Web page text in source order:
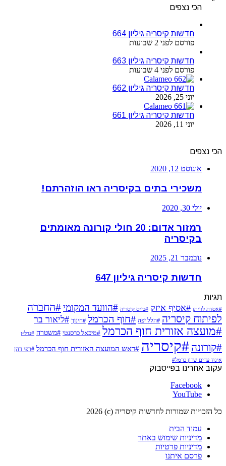
הכי נצפים
חדשות קיסריה גיליון 664
פורסם לפני 2 שבועות
חדשות קיסריה גיליון 663
פורסם לפני 4 שבועות
חדשות קיסריה גיליון 662
יוני 25, 2026
חדשות קיסריה גיליון 661
יוני 11, 2026
הכי נצפים
אוגוסט 12, 2020
משכירי בתים בקיסריה ראו הוזהרתם!
יולי 30, 2020
רמזור אדום: 20 חולי קורונה מאומתים
בקיסריה
נובמבר 21, 2025
חדשות קיסריה גיליון 647
תגיות
#אסדת לוויתן #אסיף איזק #בי״ס קיסריה #הוועד המקומי#החברה
לפיתוח קיסריה #הלל יפה #חוף הכרמל #חינוך #ליאור בר
#מועצה אזורית חוף הכרמל #מיכאל כרסנטי #משטרה #נדל״ן
#קורונה #קיסריה #ראש המועצה האזורית חוף הכרמל #רפי דהן
איגוד ערים שרון כרמל#
עקוב אחרינו בפייסבוק
Facebook
YouTube
כל הזכויות שמורות לחדשות קיסריה (c) 2026
עמוד הבית
מדיניות שימוש באתר
מדיניות פרטיות
פרסם איתנו